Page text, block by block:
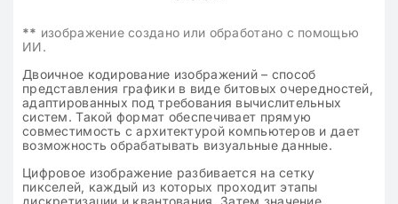
** изображение создано или обработано с помощью
ИИ.
Двоичное кодирование изображений – способ
представления графики в виде битовых очередностей,
адаптированных под требования вычислительных
систем. Такой формат обеспечивает прямую
совместимость с архитектурой компьютеров и дает
возможность обрабатывать визуальные данные.
Цифровое изображение разбивается на сетку
пикселей, каждый из которых проходит этапы
дискретизации и квантования. Затем значение